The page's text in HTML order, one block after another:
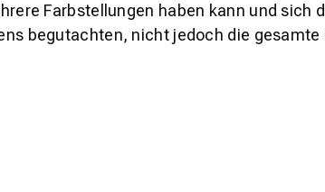
Farbstellungen haben kann und
begutachten, nicht jedoch die